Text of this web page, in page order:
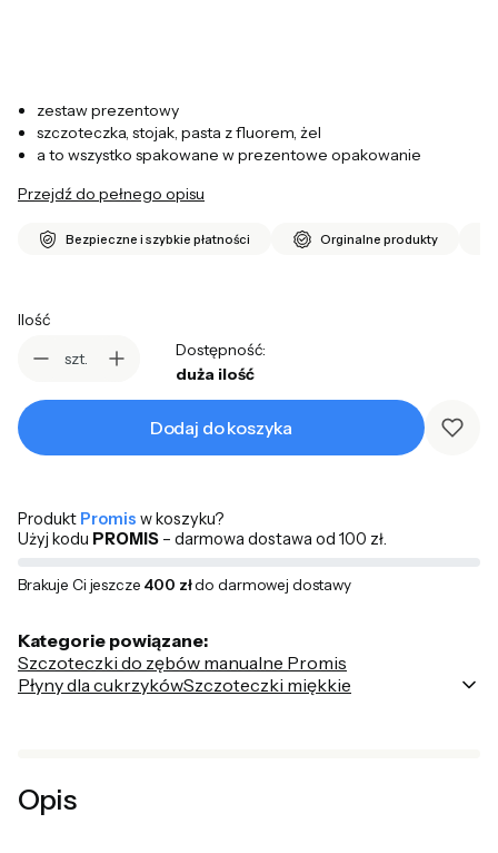
zestaw prezentowy
szczoteczka, stojak, pasta z fluorem, żel
a to wszystko spakowane w prezentowe opakowanie
Przejdź do pełnego opisu
Bezpieczne i szybkie płatności Orginalne produkty
Ilość
szt.
Dostępność:
duża ilość
Dodaj do koszyka
Produkt Promis w koszyku?
Użyj kodu PROMIS – darmowa dostawa od 100 zł.
Brakuje Ci jeszcze 400 złdo darmowej dostawy
Kategorie powiązane:
Szczoteczki do zębów manualne Promis
Płyny dla cukrzykówSzczoteczki miękkie
Opis